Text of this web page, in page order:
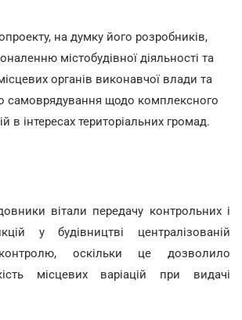
на думку його розробників,
містобудівної діяльності та
органів виконавчої влади та
самоврядування щодо комплексного
в інтересах територіальних громад.
вітали передачу контрольних і
у будівництві централізованій
оскільки це дозволило
місцевих варіацій при видачі